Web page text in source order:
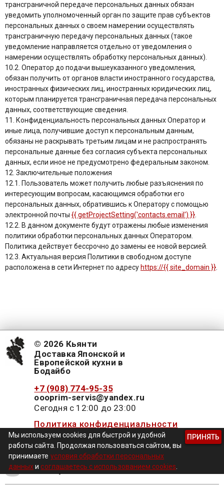
трансграничной передаче персональных данных обязан
уведомить уполномоченный орган по защите прав субъектов
персональных данных о своем намерении осуществлять
трансграничную передачу персональных данных (такое
уведомление направляется отдельно от уведомления о
намерении осуществлять обработку персональных данных).
10.2. Оператор до подачи вышеуказанного уведомления,
обязан получить от органов власти иностранного государства,
иностранных физических лиц, иностранных юридических лиц,
которым планируется трансграничная передача персональных
данных, соответствующие сведения.
11. Конфиденциальность персональных данных Оператор и
иные лица, получившие доступ к персональным данным,
обязаны не раскрывать третьим лицам и не распространять
персональные данные без согласия субъекта персональных
данных, если иное не предусмотрено федеральным законом.
12. Заключительные положения
12.1. Пользователь может получить любые разъяснения по
интересующим вопросам, касающимся обработки его
персональных данных, обратившись к Оператору с помощью
электронной почты {{ getProjectSetting('contacts.email') }}
12.2. В данном документе будут отражены любые изменения
политики обработки персональных данных Оператором.
Политика действует бессрочно до замены ее новой версией.
12.3. Актуальная версия Политики в свободном доступе
расположена в сети Интернет по адресу https://{{ site_domain }}
© 2026 Кьянти
Доставка Японской и
Европейской кухни в
Бодайбо
+7 (908) 774-95-35
oooprim-servis@yandex.ru
Сегодня с 12:00 до 23:00
Политика конфиденциальности
Инстаграм
Мы используем cookies для быстрой и удобной
работы сайта. Продолжая пользоваться сайтом, вы
принимаете условия обработки персональных
данныхи соглашаетесь с использованием cookies
ПРИНЯТЬ